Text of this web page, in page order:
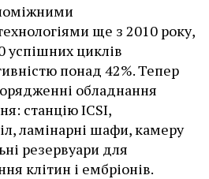
ще з 2010 року,
успішних циклів
понад 42%. Тепер
обладнання
станцію ІCSI,
ламінарні шафи, камеру
резервуари для
клітин і ембріонів.